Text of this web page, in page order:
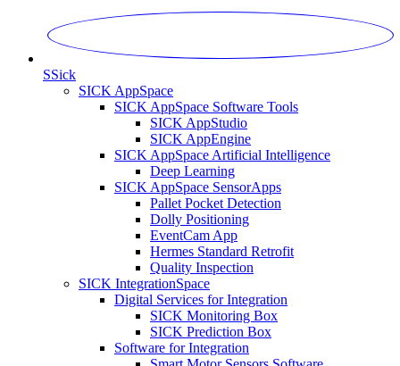
SSick
SICK AppSpace
SICK AppSpace Software Tools
SICK AppStudio
SICK AppEngine
SICK AppSpace Artificial Intelligence
Deep Learning
SICK AppSpace SensorApps
Pallet Pocket Detection
Dolly Positioning
EventCam App
Hermes Standard Retrofit
Quality Inspection
SICK IntegrationSpace
Digital Services for Integration
SICK Monitoring Box
SICK Prediction Box
Software for Integration